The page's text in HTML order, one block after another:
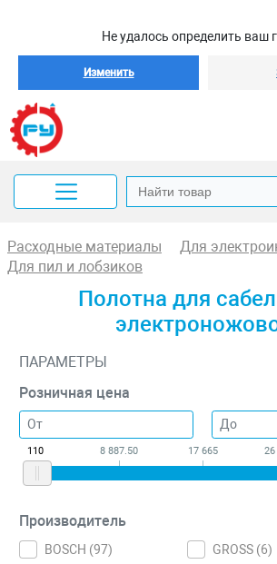
Не удалось определить ваш
Изменить
Расходные материалы
Для
Для пил и лобзиков
Полотна для
ПАРАМЕТРЫ
Розничная цена
110 8 887.50 17 665 26
Производитель
BOSCH (97) GROSS (6)